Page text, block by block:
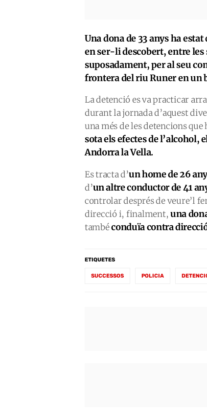
Una dona de 33 anys ha
en ser-li descobert, entre les
suposadament, per al seu
frontera del riu Runer en un
La detenció es va practicar
durant la jornada d’aquest
una més de les detencions
sota els efectes de l’alcohol,
Andorra la Vella.
Es tracta d’un home de 26
d’un altre conductor de 41
controlar després de veure’l
direcció i, finalment,una
tambéconduïa contra
ETIQUETES
SUCCESSOS POLICIA